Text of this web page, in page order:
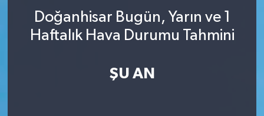
Doğanhisar Bugün, Yarın ve 1
Haftalık Hava Durumu Tahmini
ŞU AN
Tüm Manşetler